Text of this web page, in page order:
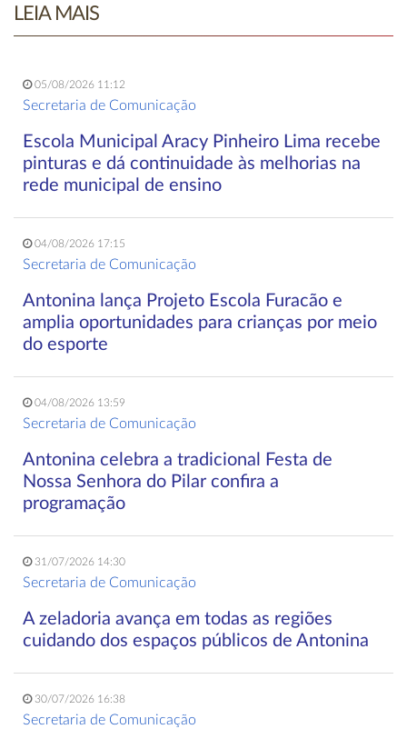
LEIA MAIS
05/08/2026 11:12
Secretaria de Comunicação
Escola Municipal Aracy Pinheiro Lima recebe
pinturas e dá continuidade às melhorias na
rede municipal de ensino
04/08/2026 17:15
Secretaria de Comunicação
Antonina lança Projeto Escola Furacão e
amplia oportunidades para crianças por meio
do esporte
04/08/2026 13:59
Secretaria de Comunicação
Antonina celebra a tradicional Festa de
Nossa Senhora do Pilar confira a
programação
31/07/2026 14:30
Secretaria de Comunicação
A zeladoria avança em todas as regiões
cuidando dos espaços públicos de Antonina
30/07/2026 16:38
Secretaria de Comunicação